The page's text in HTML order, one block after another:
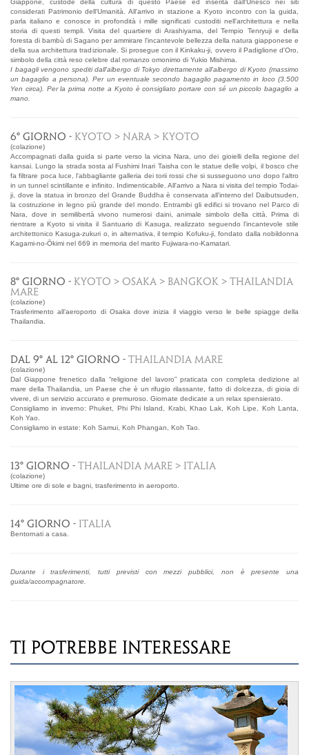
Giappone, custode della cultura di questo Paese ed inserita dall'Unesco nei siti
considerati Patrimonio dell'Umanità. All'arrivo in stazione a Kyoto incontro con la guida,
parla italiano e conosce in profondità i mille significati custoditi nell'architettura e nella
storia di questi templi. Visita del quartiere di Arashiyama, del Tempio Tenryuji e della
foresta di bambù di Sagano per ammirare l'incantevole bellezza della natura giapponese e
della sua architettura tradizionale. Si prosegue con il Kinkaku-ji, ovvero il Padiglione d'Oro,
simbolo della città reso celebre dal romanzo omonimo di Yukio Mishima.
I bagagli vengono spediti dall'albergo di Tokyo direttamente all'albergo di Kyoto (massimo
un bagaglio a persona). Per un eventuale secondo bagaglio pagamento in loco (3.500
Yen circa). Per la prima notte a Kyoto è consigliato portare con sé un piccolo bagaglio a
mano.
6° GIORNO - KYOTO > NARA > KYOTO
(colazione)
Accompagnati dalla guida si parte verso la vicina Nara, uno dei gioielli della regione del
kansai. Lungo la strada sosta al Fushimi Inari Taisha con le statue delle volpi, il bosco che
fa filtrare poca luce, l'abbagliante galleria dei torii rossi che si susseguono uno dopo l'altro
in un tunnel scintillante e infinito. Indimenticabile. All'arrivo a Nara si visita del tempio Todai-
ji, dove la statua in bronzo del Grande Buddha è conservata all'interno del Daibutsuden,
la costruzione in legno più grande del mondo. Entrambi gli edifici si trovano nel Parco di
Nara, dove in semilibertà vivono numerosi daini, animale simbolo della città. Prima di
rientrare a Kyoto si visita il Santuario di Kasuga, realizzato seguendo l'incantevole stile
architettonico Kasuga-zukuri o, in alternativa, il tempio Kofuku-ji, fondato dalla nobildonna
Kagami-no-Ōkimi nel 669 in memoria del marito Fujiwara-no-Kamatari.
8° GIORNO - KYOTO > OSAKA > BANGKOK > THAILANDIA
MARE
(colazione)
Trasferimento all’aeroporto di Osaka dove inizia il viaggio verso le belle spiagge della
Thailandia.
dal 9° al 12° giorno - THAILANDIA MARE
(colazione)
Dal Giappone frenetico dalla “religione del lavoro” praticata con completa dedizione al
mare della Thailandia, un Paese che è un rifugio rilassante, fatto di dolcezza, di gioia di
vivere, di un servizio accurato e premuroso. Giornate dedicate a un relax spensierato.
Consigliamo in inverno: Phuket, Phi Phi Island, Krabi, Khao Lak, Koh Lipe, Koh Lanta,
Koh Yao.
Consigliamo in estate: Koh Samui, Koh Phangan, Koh Tao.
13° GIORNO - THAILANDIA MARE > ITALIA
(colazione)
Ultime ore di sole e bagni, trasferimento in aeroporto.
14° GIORNO - ITALIA
Bentornati a casa.
Durante i trasferimenti, tutti previsti con mezzi pubblici, non è presente una
guida/accompagnatore.
TI POTREBBE INTERESSARE